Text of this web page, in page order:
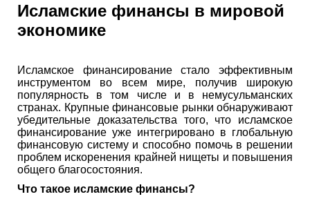
Исламские финансы в мировой
экономике
Исламское финансирование стало эффективным
инструментом во всем мире, получив широкую
популярность в том числе и в немусульманских
странах. Крупные финансовые рынки обнаруживают
убедительные доказательства того, что исламское
финансирование уже интегрировано в глобальную
финансовую систему и способно помочь в решении
проблем искоренения крайней нищеты и повышения
общего благосостояния.
Что такое исламские финансы?